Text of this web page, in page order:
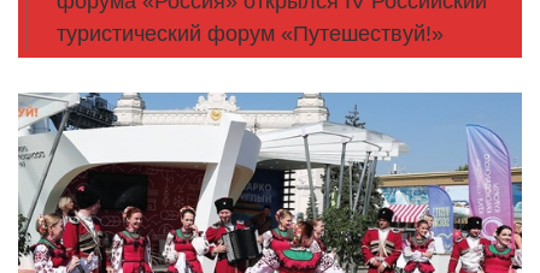
туристический форум «Путешествуй!»